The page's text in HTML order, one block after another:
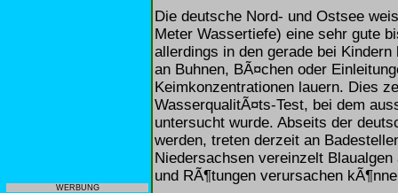
WERBUNG
Die deutsche Nord- und Ostsee
Meter Wassertiefe) eine sehr gute
allerdings in den gerade bei
an Buhnen, BÃ¤chen oder
Keimkonzentrationen lauern. Dies
WasserqualitÃ¤ts-Test, bei dem
untersucht wurde. Abseits der
werden, treten derzeit an
Niedersachsen vereinzelt
und RÃ¶tungen verursachen